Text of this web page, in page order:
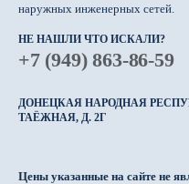
наружных инженерных сетей.
НЕ НАШЛИ ЧТО ИСКАЛИ?
+7 (949) 863-86-59
ДОНЕЦКАЯ НАРОДНАЯ
ТАЁЖНАЯ, Д. 2Г
Цены указанные на сайте не